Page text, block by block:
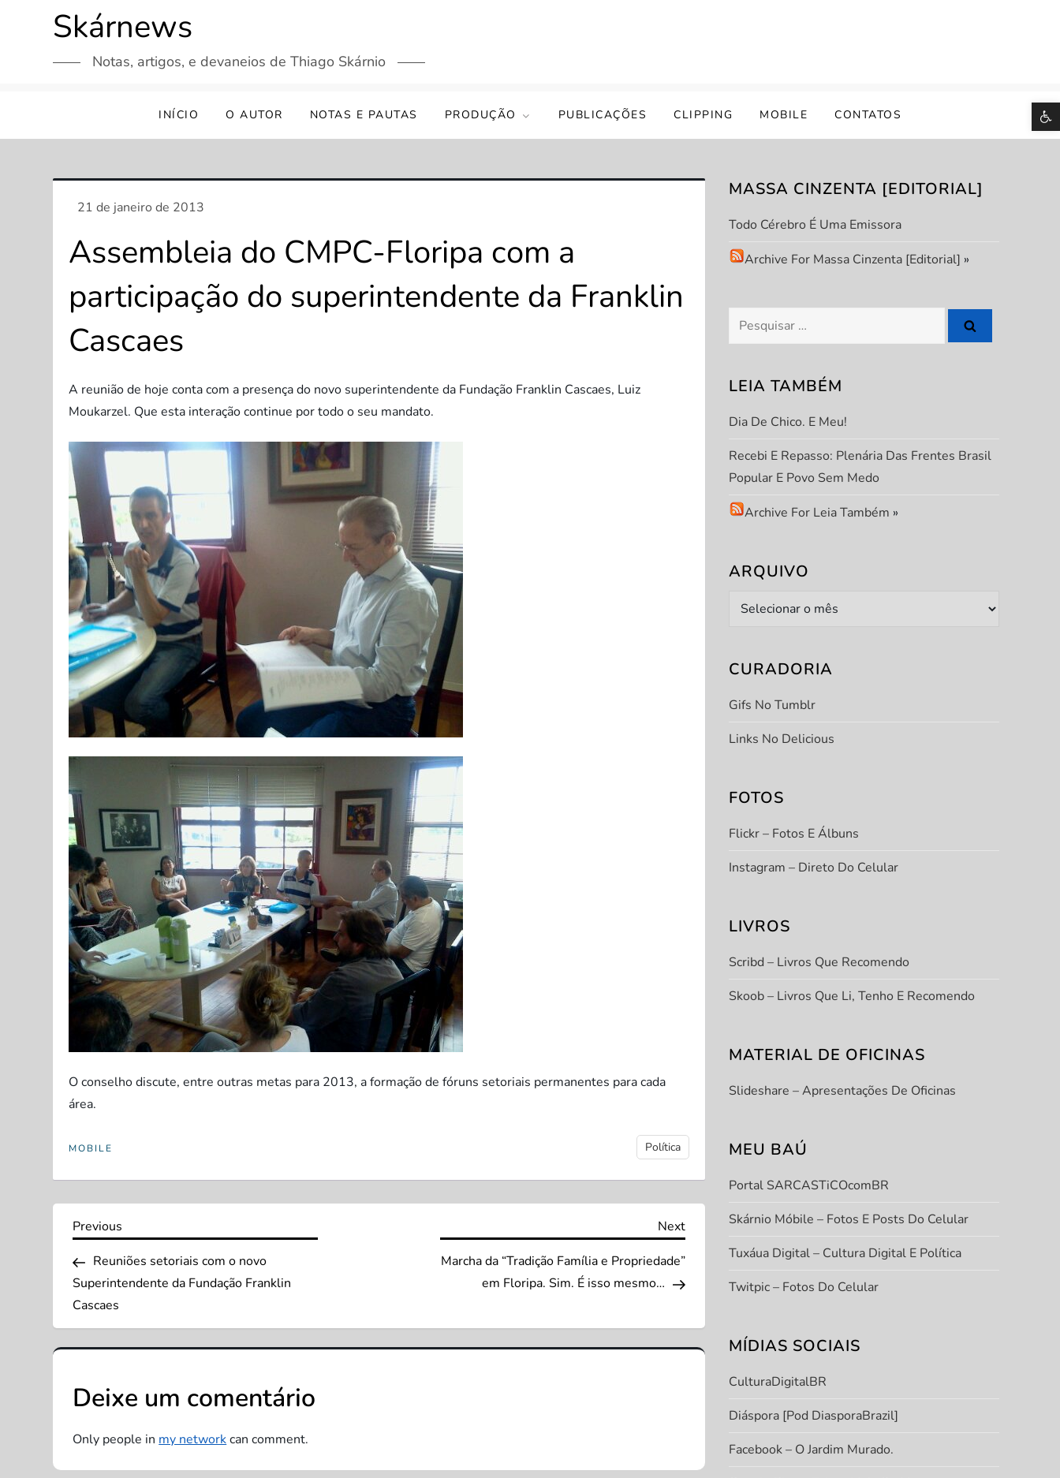
Skárnews
Notas, artigos, e devaneios de Thiago Skárnio
INÍCIO O AUTOR NOTAS E PAUTAS PRODUÇÃO PUBLICAÇÕES CLIPPING MOBILE CONTATOS
Assembleia do CMPC-Floripa com a
participação do superintendente da Franklin
Cascaes
A reunião de hoje conta com a presença do novo superintendente da Fundação Franklin Cascaes, Luiz
Moukarzel. Que esta interação continue por todo o seu mandato.
O conselho discute, entre outras metas para 2013, a formação de fóruns setoriais permanentes para cada
área.
MOBILE Política
N
a
v
e
g
a
ç
Previous
Previous
Reuniões setoriais com o novo
Superintendente da Fundação Franklin
Cascaes
Next
Next
Marcha da “Tradição Família e Propriedade”
em Floripa. Sim. É isso mesmo…
Deixe um comentário
Only people inmy networkcan comment.
MASSA CINZENTA [EDITORIAL]
Todo Cérebro É Uma Emissora
Archive For Massa Cinzenta [Editorial] »
Pesquisar
por:
LEIA TAMBÉM
Dia De Chico. E Meu!
Recebi E Repasso: Plenária Das Frentes Brasil
Popular E Povo Sem Medo
Archive For Leia Também »
ARQUIVO
Arquivo
CURADORIA
Gifs No Tumblr
Links No Delicious
FOTOS
Flickr – Fotos E Álbuns
Instagram – Direto Do Celular
LIVROS
Scribd – Livros Que Recomendo
Skoob – Livros Que Li, Tenho E Recomendo
MATERIAL DE OFICINAS
Slideshare – Apresentações De Oficinas
MEU BAÚ
Portal SARCASTiCOcomBR
Skárnio Móbile – Fotos E Posts Do Celular
Tuxáua Digital – Cultura Digital E Política
Twitpic – Fotos Do Celular
MÍDIAS SOCIAIS
CulturaDigitalBR
Diáspora [Pod DiasporaBrazil]
Facebook – O Jardim Murado.